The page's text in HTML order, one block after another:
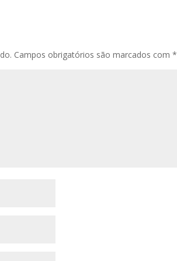
Campos obrigatórios são marcados com*